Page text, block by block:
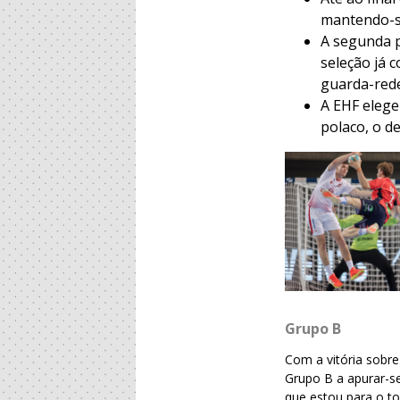
mantendo-
A segunda
seleção já
guarda-
A EHF
polaco, o
Grupo B
Com a vitória
Grupo B a apurar-